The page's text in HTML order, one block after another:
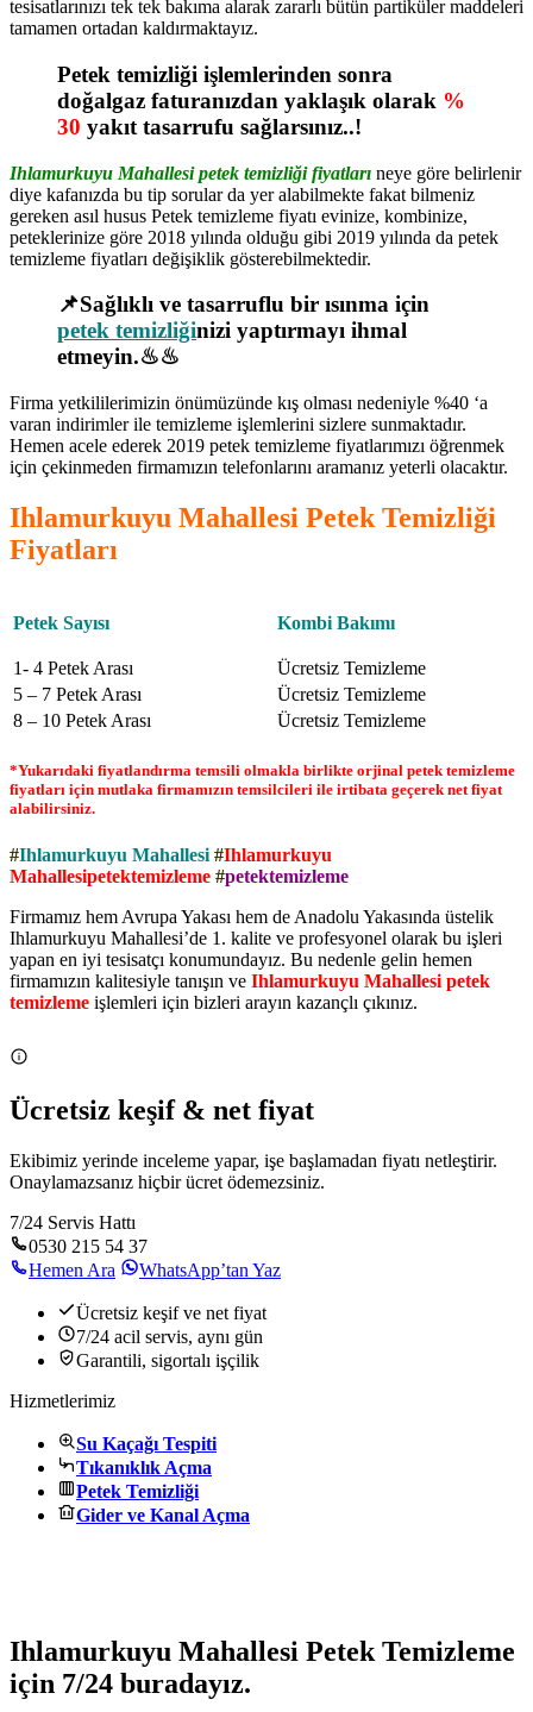
tesisatlarınızı tek tek bakıma alarak zararlı bütün partiküler maddeleri
tamamen ortadan kaldırmaktayız.
Petek temizliği işlemlerinden sonra
doğalgaz faturanızdan yaklaşık olarak %
30 yakıt tasarrufu sağlarsınız..!
Ihlamurkuyu Mahallesi petek temizliği fiyatları neye göre belirlenir
diye kafanızda bu tip sorular da yer alabilmekte fakat bilmeniz
gereken asıl husus Petek temizleme fiyatı evinize, kombinize,
peteklerinize göre 2018 yılında olduğu gibi 2019 yılında da petek
temizleme fiyatları değişiklik gösterebilmektedir.
📌Sağlıklı ve tasarruflu bir ısınma için
petek temizliğinizi yaptırmayı ihmal
etmeyin.♨♨
Firma yetkililerimizin önümüzünde kış olması nedeniyle %40 ‘a
varan indirimler ile temizleme işlemlerini sizlere sunmaktadır.
Hemen acele ederek 2019 petek temizleme fiyatlarımızı öğrenmek
için çekinmeden firmamızın telefonlarını aramanız yeterli olacaktır.
Ihlamurkuyu Mahallesi Petek Temizliği
Fiyatları
Petek Sayısı Kombi Bakımı
1- 4 Petek Arası
Ücretsiz Temizleme
5 – 7 Petek Arası
Ücretsiz Temizleme
8 – 10 Petek Arası
Ücretsiz Temizleme
*Yukarıdaki fiyatlandırma temsili olmakla birlikte orjinal petek temizleme
fiyatları için mutlaka firmamızın temsilcileri ile irtibata geçerek net fiyat
alabilirsiniz.
#Ihlamurkuyu Mahallesi #Ihlamurkuyu
Mahallesipetektemizleme #petektemizleme
Firmamız hem Avrupa Yakası hem de Anadolu Yakasında üstelik
Ihlamurkuyu Mahallesi’de 1. kalite ve profesyonel olarak bu işleri
yapan en iyi tesisatçı konumundayız. Bu nedenle gelin hemen
firmamızın kalitesiyle tanışın ve Ihlamurkuyu Mahallesi petek
temizleme işlemleri için bizleri arayın kazançlı çıkınız.
Ücretsiz keşif & net fiyat
Ekibimiz yerinde inceleme yapar, işe başlamadan fiyatı netleştirir.
Onaylamazsanız hiçbir ücret ödemezsiniz.
7/24 Servis Hattı
0530 215 54 37
Hemen Ara
WhatsApp’tan Yaz
Ücretsiz keşif ve net fiyat
7/24 acil servis, aynı gün
Garantili, sigortalı işçilik
Hizmetlerimiz
Su Kaçağı Tespiti
Tıkanıklık Açma
Petek Temizliği
Gider ve Kanal Açma
Ihlamurkuyu Mahallesi Petek Temizleme
için 7/24 buradayız.